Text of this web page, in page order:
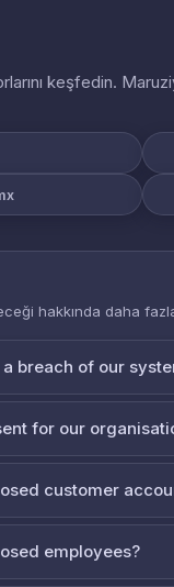
keşfedin.
hakkında daha
breach of our
for our
customer
employees?